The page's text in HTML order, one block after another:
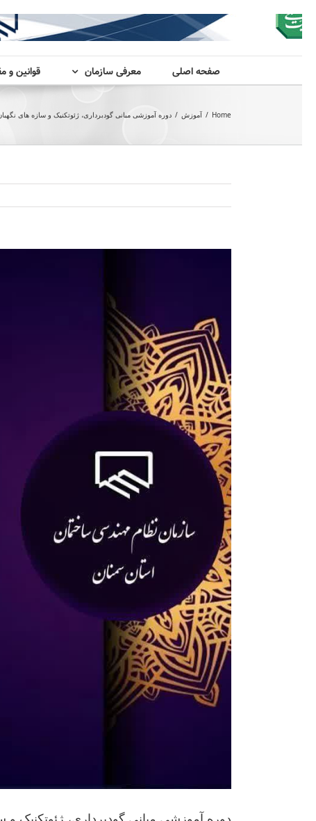
صفحه اصلی معرفی سازمان قوانین و
Home
/ آموزش / دوره آموزشی مبانی گودبرداری، ژئوتکنیک و سازه های